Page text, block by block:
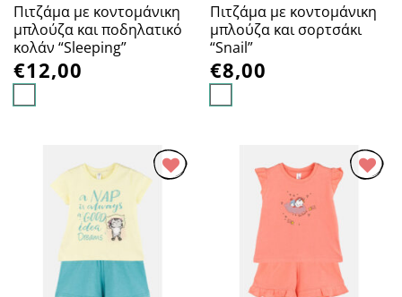
Πιτζάμα με κοντομάνικη
μπλούζα και ποδηλατικό
κολάν “Sleeping”
€12,00
Πιτζάμα με κοντομάνικη
μπλούζα και σορτσάκι
“Snail”
€8,00
Προσθήκη
Προσθήκη
Αγαπημένα